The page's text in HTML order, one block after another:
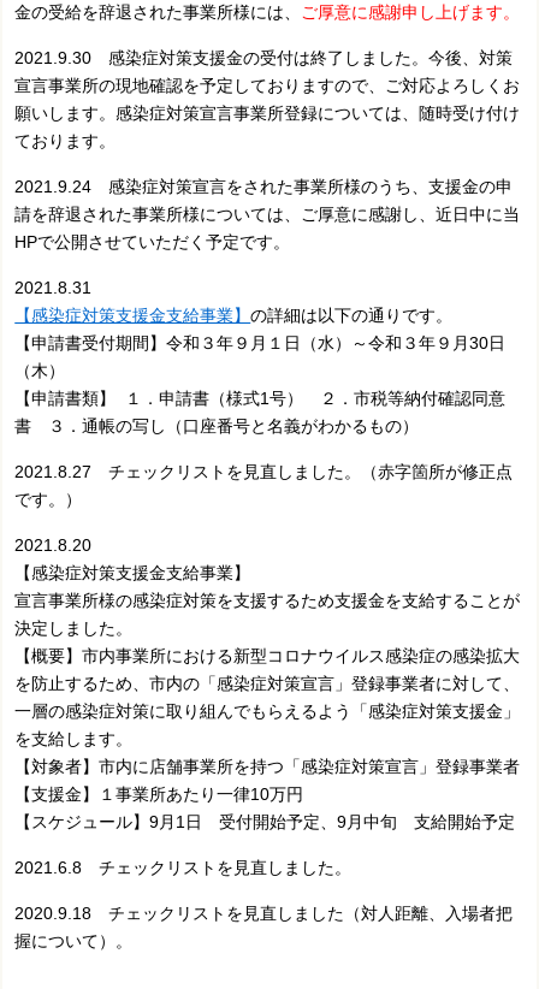
金の受給を辞退された事業所様には、
ご厚意に感謝申し上げます。
2021.9.30 感染症対策支援金の受付は終了しました。今後、対策
宣言事業所の現地確認を予定しておりますので、ご対応よろしくお
願いします。感染症対策宣言事業所登録については、随時受け付け
ております。
2021.9.24感染症対策宣言をされた事業所様のうち、支援金の申
請を辞退された事業所様については、ご厚意に感謝し、近日中に当
HPで公開させていただく予定です。
2021.8.31
【感染症対策支援金支給事業】の詳細は以下の通りです。
【申請書受付期間】令和３年９月１日（水）～令和３年９月30日
（木）
【申請書類】 １．申請書（様式1号） ２．市税等納付確認同意
書
３．通帳の写し（口座番号と名義がわかるもの）
2021.8.27 チェックリストを見直しました。（赤字箇所が修正点
です。）
2021.8.20
【感染症対策支援金支給事業】
宣言事業所様の感染症対策を支援するため支援金を支給することが
決定しました。
【概要】市内事業所における新型コロナウイルス感染症の感染拡大
を防止するため、市内の「感染症対策宣言」登録事業者に対して、
一層の感染症対策に取り組んでもらえるよう「感染症対策支援金」
を支給します。
【対象者】市内に店舗事業所を持つ「感染症対策宣言」登録事業者
【支援金】１事業所あたり一律10万円
【スケジュール】9月1日 受付開始予定、9月中旬 支給開始予定
2021.6.8 チェックリストを見直しました。
2020.9.18 チェックリストを見直しました（対人距離、入場者把
握について）。